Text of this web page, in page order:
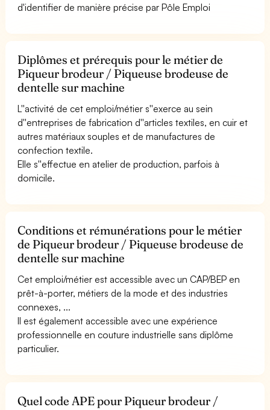
d'identifier de manière précise par Pôle Emploi
Diplômes et prérequis pour le métier de
Piqueur brodeur / Piqueuse brodeuse de
dentelle sur machine
L''activité de cet emploi/métier s''exerce au sein
d''entreprises de fabrication d''articles textiles, en cuir et
autres matériaux souples et de manufactures de
confection textile.
Elle s''effectue en atelier de production, parfois à
domicile.
Conditions et rémunérations pour le métier
de Piqueur brodeur / Piqueuse brodeuse de
dentelle sur machine
Cet emploi/métier est accessible avec un CAP/BEP en
prêt-à-porter, métiers de la mode et des industries
connexes, ...
Il est également accessible avec une expérience
professionnelle en couture industrielle sans diplôme
particulier.
Quel code APE pour Piqueur brodeur /